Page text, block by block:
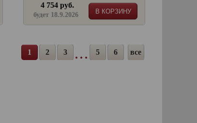
В КОРЗИНУ
4 754 руб.
будет 18.9.2026
1 2 3 5 6 все